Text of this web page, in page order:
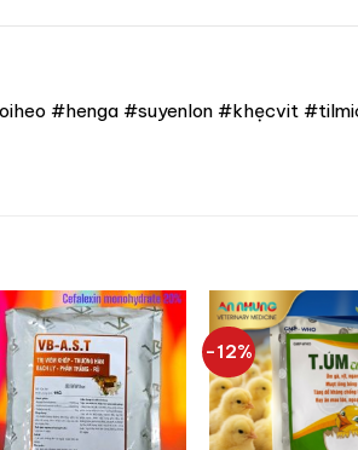
#henga #suyenlon #khẹcvit
-12%